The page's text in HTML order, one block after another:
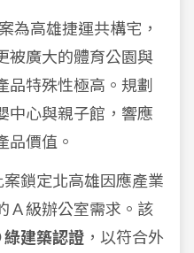
為高雄捷運共構宅，
被廣大的體育公園與
品特殊性極高。規劃
中心與親子館，響應
品價值。
案鎖定北高雄因應產業
A 級辦公室需求。該
綠建築認證 ，以符合外